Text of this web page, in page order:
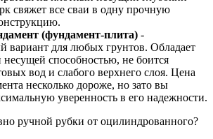
свяжет все сваи в одну прочную
(фундамент-плита) -
вариант для любых грунтов. Обладает
способностью, не боится
вод и слабого верхнего слоя. Цена
несколько дороже, но зато вы
уверенность в его надежности.
ручной рубки от оцилиндрованного?